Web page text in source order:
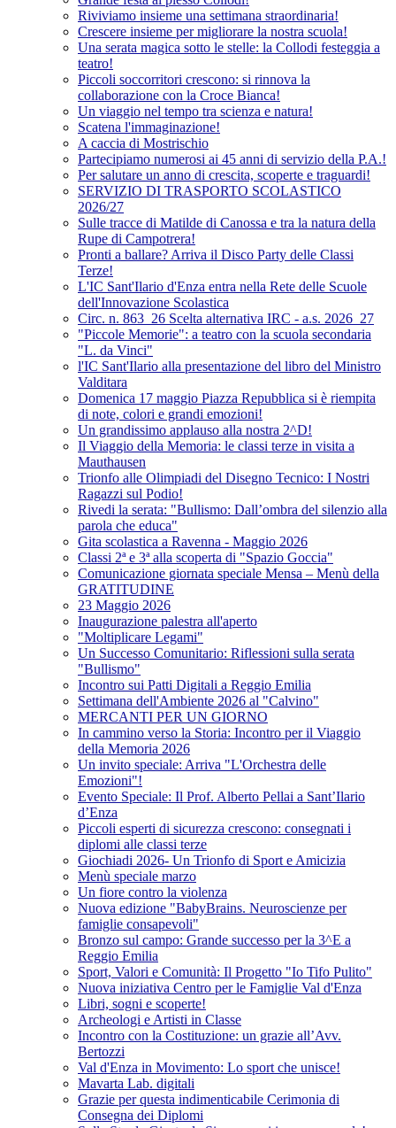
Riviviamo insieme una settimana straordinaria!
Crescere insieme per migliorare la nostra scuola!
Una serata magica sotto le stelle: la Collodi festeggia a
teatro!
Piccoli soccorritori crescono: si rinnova la
collaborazione con la Croce Bianca!
Un viaggio nel tempo tra scienza e natura!
Scatena l'immaginazione!
A caccia di Mostrischio
Partecipiamo numerosi ai 45 anni di servizio della P.A.!
Per salutare un anno di crescita, scoperte e traguardi!
SERVIZIO DI TRASPORTO SCOLASTICO
2026/27
Sulle tracce di Matilde di Canossa e tra la natura della
Rupe di Campotrera!
Pronti a ballare? Arriva il Disco Party delle Classi
Terze!
L'IC Sant'Ilario d'Enza entra nella Rete delle Scuole
dell'Innovazione Scolastica
Circ. n. 863_26 Scelta alternativa IRC - a.s. 2026_27
"Piccole Memorie": a teatro con la scuola secondaria
"L. da Vinci"
l'IC Sant'Ilario alla presentazione del libro del Ministro
Valditara
Domenica 17 maggio Piazza Repubblica si è riempita
di note, colori e grandi emozioni!
Un grandissimo applauso alla nostra 2^D!
Il Viaggio della Memoria: le classi terze in visita a
Mauthausen
Trionfo alle Olimpiadi del Disegno Tecnico: I Nostri
Ragazzi sul Podio!
Rivedi la serata: "Bullismo: Dall’ombra del silenzio alla
parola che educa"
Gita scolastica a Ravenna - Maggio 2026
Classi 2ª e 3ª alla scoperta di "Spazio Goccia"
Comunicazione giornata speciale Mensa – Menù della
GRATITUDINE
23 Maggio 2026
Inaugurazione palestra all'aperto
"Moltiplicare Legami"
Un Successo Comunitario: Riflessioni sulla serata
"Bullismo"
Incontro sui Patti Digitali a Reggio Emilia
Settimana dell'Ambiente 2026 al "Calvino"
MERCANTI PER UN GIORNO
In cammino verso la Storia: Incontro per il Viaggio
della Memoria 2026
Un invito speciale: Arriva "L'Orchestra delle
Emozioni"!
Evento Speciale: Il Prof. Alberto Pellai a Sant’Ilario
d’Enza
Piccoli esperti di sicurezza crescono: consegnati i
diplomi alle classi terze
Giochiadi 2026- Un Trionfo di Sport e Amicizia
Menù speciale marzo
Un fiore contro la violenza
Nuova edizione "BabyBrains. Neuroscienze per
famiglie consapevoli"
Bronzo sul campo: Grande successo per la 3^E a
Reggio Emilia
Sport, Valori e Comunità: Il Progetto "Io Tifo Pulito"
Nuova iniziativa Centro per le Famiglie Val d'Enza
Libri, sogni e scoperte!
Archeologi e Artisti in Classe
Incontro con la Costituzione: un grazie all’Avv.
Bertozzi
Val d'Enza in Movimento: Lo sport che unisce!
Mavarta Lab. digitali
Grazie per questa indimenticabile Cerimonia di
Consegna dei Diplomi